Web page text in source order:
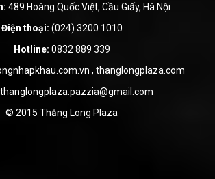
489 Hoàng Quốc Việt, Cầu Giấy, Hà Nội
Điện thoại: (024) 3200 1010
Hotline: 0832 889 339
, thanglongplaza.com
thanglongplaza.pazzia@gmail.com
© 2015 Thăng Long Plaza